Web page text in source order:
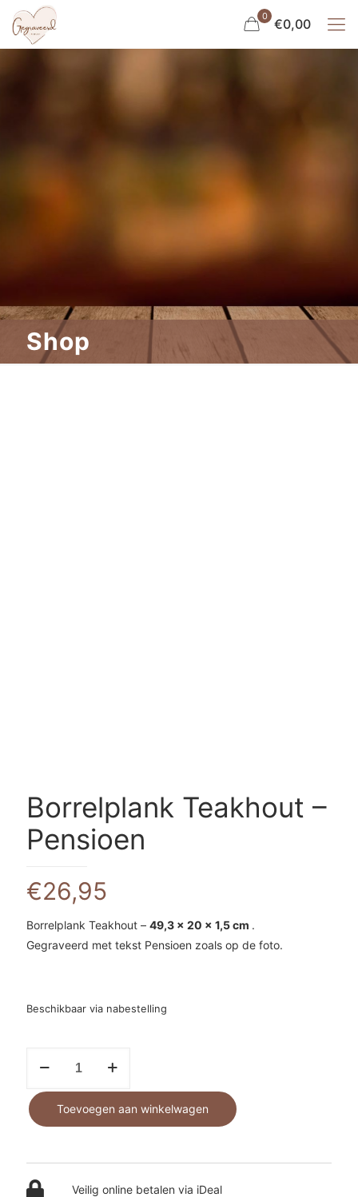
0 €0,00
Shop
Borrelplank Teakhout –
Pensioen
€26,95
Borrelplank Teakhout – 49,3 x 20 x 1,5 cm .
Gegraveerd met tekst Pensioen zoals op de foto.
Beschikbaar via nabestelling
Pensioen
Toevoegen aan winkelwagen
Veilig online betalen via iDeal